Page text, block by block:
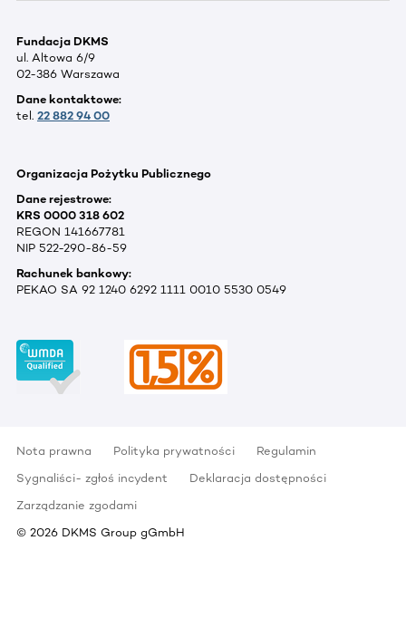
Fundacja DKMS
ul. Altowa 6/9
02-386 Warszawa
Dane kontaktowe:
tel. 22 882 94 00
Organizacja Pożytku Publicznego
Dane rejestrowe:
KRS 0000 318 602
REGON 141667781
NIP 522-290-86-59
Rachunek bankowy:
PEKAO SA 92 1240 6292 1111 0010 5530 0549
Nota prawna Polityka prywatności
Regulamin
Sygnaliści- zgłoś incydent
Deklaracja dostępności
Zarządzanie zgodami
© 2026 DKMS Group gGmbH